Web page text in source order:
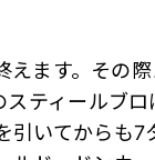
ます。その
ティールブ
引いてからも